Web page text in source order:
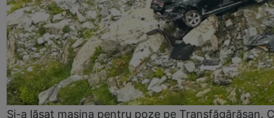
Și-a lăsat mașina pentru poze pe Transfăgărășan.